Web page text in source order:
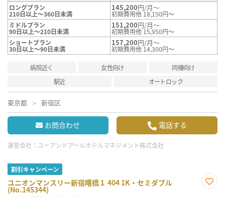
ロングプラン
210日以上～360日未満
145,200円/月～
初期費用他 18,150円～
ミドルプラン
90日以上～210日未満
151,200円/月～
初期費用他 15,950円～
ショートプラン
30日以上～90日未満
157,200円/月～
初期費用他 14,300円～
病院近く 女性向け
同棲向け
駅近
オートロック
東京都 新宿区
お問合わせ 電話する
運営会社： ユーアンドアールホテルマネジメント株式会社
割引キャンペーン
ユニオンマンスリー新宿曙橋１ 404 1K・セミダブル
(No.145344)